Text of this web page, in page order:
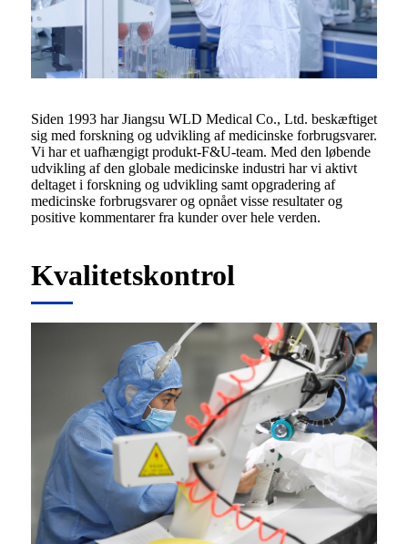
Siden 1993 har Jiangsu WLD Medical Co., Ltd. beskæftiget
sig med forskning og udvikling af medicinske forbrugsvarer.
Vi har et uafhængigt produkt-F&U-team. Med den løbende
udvikling af den globale medicinske industri har vi aktivt
deltaget i forskning og udvikling samt opgradering af
medicinske forbrugsvarer og opnået visse resultater og
positive kommentarer fra kunder over hele verden.
Kvalitetskontrol